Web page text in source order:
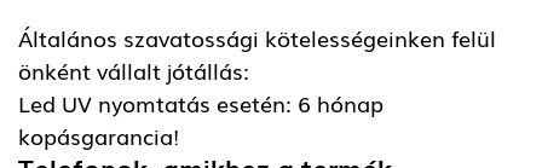
Általános szavatossági kötelességeinken felül
önként vállalt jótállás:
Led UV nyomtatás esetén: 6 hónap
kopásgarancia!